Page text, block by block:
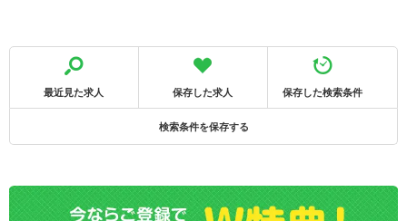
最近見た求人 保存した求人 保存した検索条件
検索条件を保存する